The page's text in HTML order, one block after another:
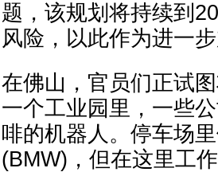
题，该规划将持续到
风险，以此作为进一
在佛山，官员们正试
一个工业园里，一些
啡的机器人。停车场
(BMW)，但在这里工